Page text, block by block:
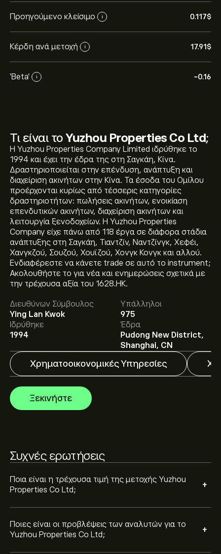
Προηγούμενο κλείσιμο i 0.117‎$‎
Κέρδη ανά μετοχή i 17.91‎$‎
'Beta' i -0.16
Τι είναι το Yuzhou Properties Co Ltd;
Η Yuzhou Properties Company Limited ιδρύθηκε το
1994 και έχει την έδρα της στη Σαγκάη, Κίνα.
Δραστηριοποιείται στην επένδυση, ανάπτυξη και
διαχείριση ακινήτων στην Κίνα. Τα έσοδα του Ομίλου
προέρχονται κυρίως από τέσσερις κατηγορίες
δραστηριοτήτων: πωλήσεις ακινήτων, ενοικίαση
επενδυτικών ακινήτων, διαχείριση ακινήτων και
λειτουργία ξενοδοχείων. Η Yuzhou Properties
Company είχε πάνω από 118 έργα σε διάφορα στάδια
ανάπτυξης στη Σαγκάη, Τιαντζίν, Ναντζίνγκ, Χεφέι,
Χανγκζού, Σουζού, Χουϊζού, Χονγκ Κονγκ και αλλού.
Ενδιαφέρεστε να κάνετε trade σε αυτό το instrument;
Ακολουθήστε το για νέα και ενημερώσεις σχετικά με
την τρέχουσα αξία του 1628.HK.
Διευθύνων Σύμβουλος
Ying Lan Kwok
Υπάλληλοι
975
Ιδρύθηκε
1994
Έδρα
Pudong New District,
Shanghai, CN
Χρηματοοικονομικές Υπηρεσίες
Ξεκινήστε
Συχνές ερωτήσεις
Ποια είναι η τρέχουσα τιμή της μετοχής Yuzhou
Properties Co Ltd;
+
Η τρέχουσα τιμή του 1628.HK είναι 0.1170‎$‎.
Ποιες είναι οι προβλέψεις των αναλυτών για το
Yuzhou Properties Co Ltd;
+
Οι αναλυτές προσφέρουν προβλέψεις για το Yuzhou
Properties Co Ltd με βάση τις τάσεις της αγοράς, τις
οικονομικές αναφορές και την αναμενόμενη
ανάπτυξη. Δείτε την πιο πρόσφατη πρόβλεψη για τις
μελλοντικές διακυμάνσεις της τιμής.
Η κεφαλαιοποίηση αγοράς του Yuzhou Properties Co
Ltd είναι 173.95M‎$‎